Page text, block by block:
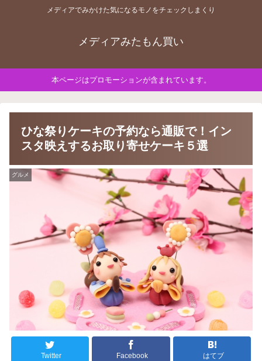
メディアでみかけた気になるモノをチェックしまくり
メディアみたもん買い
本ページはプロモーションが含まれています。
ひな祭りケーキの予約なら通販で！イン
スタ映えするお取り寄せケーキ５選
グルメ
Twitter Facebook はてブ